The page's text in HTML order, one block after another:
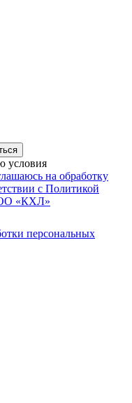
условия
на обработку
с Политикой
«КХЛ»
персональных